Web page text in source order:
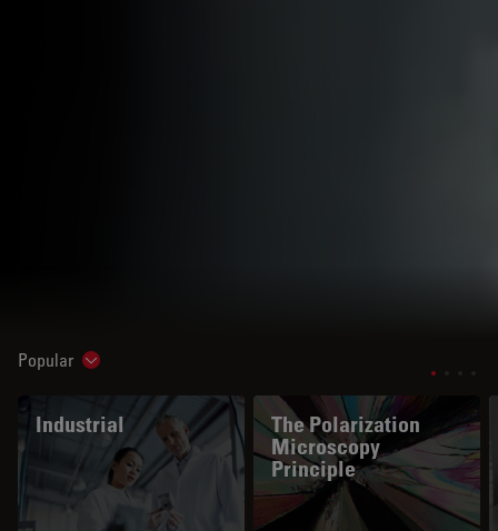
Popular Show subnavigation
Industrial
The Polarization
Microscopy
Principle